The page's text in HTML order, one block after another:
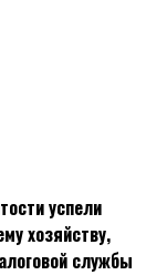
успели
хозяйству,
службы